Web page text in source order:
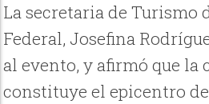
La secretaria de Turismo
Federal, Josefina
al evento, y afirmó que la
constituye el epicentro